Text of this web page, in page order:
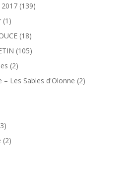
2017(139)
(1)
(18)
(105)
(2)
– Les Sables d'Olonne (2)
(2)